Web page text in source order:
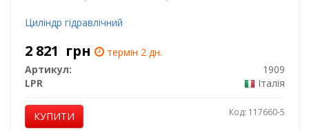
Циліндр гідравлічний
2 821 грн
термін 2 дн.
Артикул:
1909
LPR
Італія
КУПИТИ Код: 117660-5